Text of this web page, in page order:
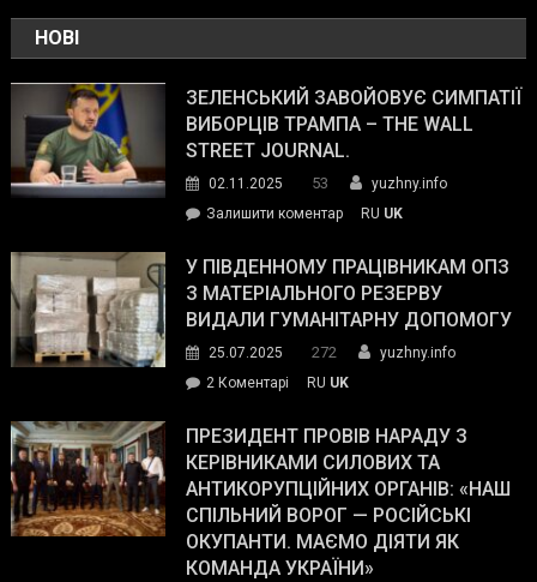
НОВІ
ЗЕЛЕНСЬКИЙ ЗАВОЙОВУЄ СИМПАТІЇ
ВИБОРЦІВ ТРАМПА – THE WALL
STREET JOURNAL.
02.11.2025 53
yuzhny.info
Залишити коментарon
завойовує
симпатії
виборців
The
Street
Journal.
RU UK
У ПІВДЕННОМУ ПРАЦІВНИКАМ ОПЗ
З МАТЕРІАЛЬНОГО РЕЗЕРВУ
ВИДАЛИ ГУМАНІТАРНУ ДОПОМОГУ
25.07.2025 272
yuzhny.info
2 Коментарі
Південному
працівникам
ОПЗ
з
матеріального
резерву
RU UK
ПРЕЗИДЕНТ ПРОВІВ НАРАДУ З
КЕРІВНИКАМИ СИЛОВИХ ТА
АНТИКОРУПЦІЙНИХ ОРГАНІВ: «НАШ
СПІЛЬНИЙ ВОРОГ — РОСІЙСЬКІ
ОКУПАНТИ. МАЄМО ДІЯТИ ЯК
КОМАНДА УКРАЇНИ»